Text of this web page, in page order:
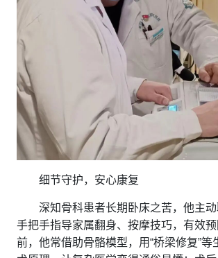
细节守护，安心康复
深知骨科患者长期卧床之苦，他主动
手把手指导家属翻身、按摩技巧，有效
前，他常借助骨骼模型，用“桥梁修复”等